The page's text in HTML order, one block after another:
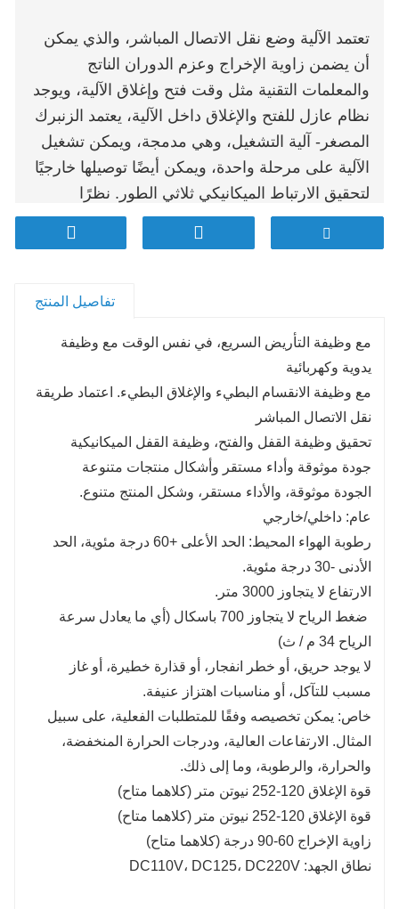
تعتمد الآلية وضع نقل الاتصال المباشر، والذي يمكن
أن يضمن زاوية الإخراج وعزم الدوران الناتج
والمعلمات التقنية مثل وقت فتح وإغلاق الآلية، ويوجد
نظام عازل للفتح والإغلاق داخل الآلية، يعتمد الزنبرك
المصغر- آلية التشغيل، وهي مدمجة، ويمكن تشغيل
الآلية على مرحلة واحدة، ويمكن أيضًا توصيلها خارجيًا
لتحقيق الارتباط الميكانيكي ثلاثي الطور. نظرًا
لمستويات الجهد المختلفة لمجموعة المفاتيح
الكهربائية المسؤولة عن الخصائص الميكانيكية
تصميم الزنبرك، وذلك باستخدام تجميع نوع التجميع،
تفاصيل المنتج
مع وظيفة التأريض السريع، في نفس الوقت مع وظيفة
يدوية وكهربائية
مع وظيفة الانقسام البطيء والإغلاق البطيء. اعتماد طريقة
نقل الاتصال المباشر
تحقيق وظيفة القفل والفتح، وظيفة القفل الميكانيكية
جودة موثوقة وأداء مستقر وأشكال منتجات متنوعة
الجودة موثوقة، والأداء مستقر، وشكل المنتج متنوع.
عام: داخلي/خارجي
رطوبة الهواء المحيط: الحد الأعلى +60 درجة مئوية، الحد
الأدنى -30 درجة مئوية.
الارتفاع لا يتجاوز 3000 متر.
ضغط الرياح لا يتجاوز 700 باسكال (أي ما يعادل سرعة
الرياح 34 م / ث)
لا يوجد حريق، أو خطر انفجار، أو قذارة خطيرة، أو غاز
مسبب للتآكل، أو مناسبات اهتزاز عنيفة.
خاص: يمكن تخصيصه وفقًا للمتطلبات الفعلية، على سبيل
المثال. الارتفاعات العالية، ودرجات الحرارة المنخفضة،
والحرارة، والرطوبة، وما إلى ذلك.
قوة الإغلاق 120-252 نيوتن متر (كلاهما متاح)
قوة الإغلاق 120-252 نيوتن متر (كلاهما متاح)
زاوية الإخراج 60-90 درجة (كلاهما متاح)
نطاق الجهد: DC110V، DC125، DC220V